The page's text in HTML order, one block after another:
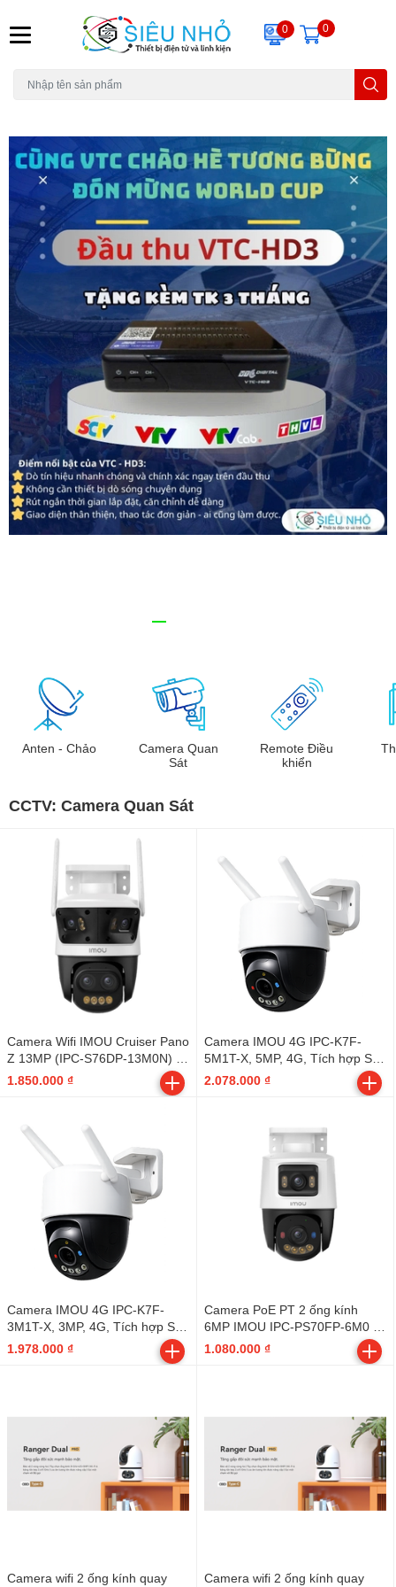
0 0
Anten - Chảo
Camera Quan
Sát
Remote Điều
khiển
CCTV: Camera Quan Sát
Camera Wifi IMOU Cruiser Pano
Z 13MP (IPC-S76DP-13M0N) -
Outdoor
1.850.000 ₫
Camera IMOU 4G IPC-K7F-
5M1T-X, 5MP, 4G, Tích hợp SIM
Mobifone miễn phí DATA trọn
2.078.000 ₫
Camera IMOU 4G IPC-K7F-
3M1T-X, 3MP, 4G, Tích hợp SIM
Mobifone miễn phí DATA trọn
1.978.000 ₫
Camera PoE PT 2 ống kính
6MP IMOU IPC-PS70FP-6M0 -
Outdoor
1.080.000 ₫
Camera wifi 2 ống kính quay
Camera wifi 2 ống kính quay